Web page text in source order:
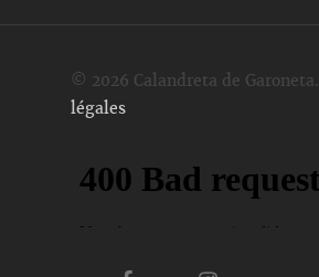
© 2026 Calandreta de Garoneta.
légales